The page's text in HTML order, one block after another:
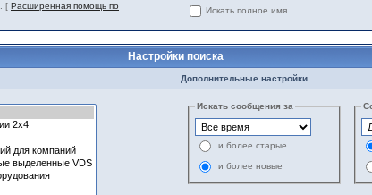
[ Расширенная помощь по
Искать полное имя
Настройки поиска
Дополнительные настройки
Искать сообщения за
и более старые
и более новые